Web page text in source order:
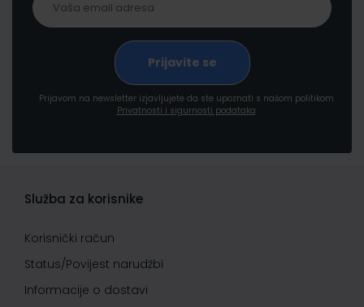
Prijavom na newsletter izjavljujete da ste upoznati s našom politikom
Privatnosti i sigurnosti podataka
Služba za korisnike
Korisnički račun
Status/Povijest narudžbi
Informacije o dostavi